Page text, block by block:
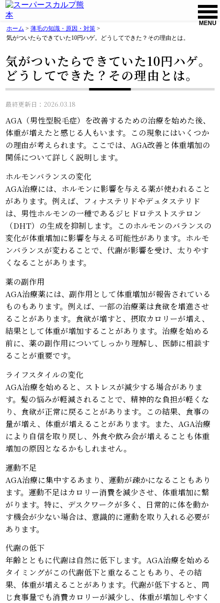
MENU
ホーム >薄毛の知識・原因・対策 >
気がついたらできていた10円ハゲ。どうしてできた？その理由とは。
気がついたらできていた10円ハゲ。
どうしてできた？その理由とは。
最終更新日：2026.03.18
AGA（男性型脱毛症）を改善するための治療を始めた後、
体重が増えたと感じる人もいます。この現象にはいくつか
の理由が考えられます。ここでは、AGA改善と体重増加の
関係について詳しく説明します。
ホルモンバランスの変化
AGA治療には、ホルモンに影響を与える薬が使われること
があります。例えば、フィナステリドやデュタステリド
は、男性ホルモンの一種であるジヒドロテストステロン
（DHT）の生成を抑制します。このホルモンのバランスの
変化が体重増加に影響を与える可能性があります。ホルモ
ンバランスが変わることで、代謝が影響を受け、太りやす
くなることがあります。
薬の副作用
AGA治療薬には、副作用として体重増加が報告されている
ものもあります。例えば、一部の治療薬は食欲を増進させ
ることがあります。食欲が増すと、摂取カロリーが増え、
結果として体重が増加することがあります。治療を始める
前に、薬の副作用についてしっかり理解し、医師に相談す
ることが重要です。
ライフスタイルの変化
AGA治療を始めると、ストレスが減少する場合がありま
す。髪の悩みが軽減されることで、精神的な負担が軽くな
り、食欲が正常に戻ることがあります。この結果、食事の
量が増え、体重が増えることがあります。また、AGA治療
により自信を取り戻し、外食や飲み会が増えることも体重
増加の原因となるかもしれません。
運動不足
AGA治療に集中するあまり、運動が疎かになることもあり
ます。運動不足はカロリー消費を減少させ、体重増加に繋
がります。特に、デスクワークが多く、日常的に体を動か
す機会が少ない場合は、意識的に運動を取り入れる必要が
あります。
代謝の低下
年齢とともに代謝は自然に低下します。AGA治療を始める
タイミングがこの代謝低下と重なることもあり、その結
果、体重が増えることがあります。代謝が低下すると、同
じ食事量でも消費カロリーが減少し、体重が増加しやすく